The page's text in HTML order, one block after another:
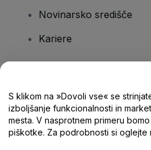
Novinarsko središče
Kariere
Središče za pomoč/stik
S klikom na »Dovoli vse« se
izboljšanje funkcionalnosti in
mesta. V nasprotnem primeru
piškotke. Za podrobnosti si oglejte